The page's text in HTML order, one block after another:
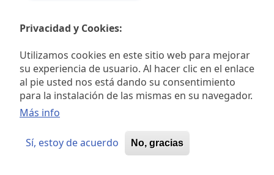
José V. Gómez Josep M. Guinot Juan M. García
Juan Peris TornerJuan Urios Ten Juan Villalobos
Privacidad y Cookies:
Utilizamos cookies en este sitio web para mejorar
su experiencia de usuario. Al hacer clic en el enlace
al pie usted nos está dando su consentimiento
para la instalación de las mismas en su navegador.
Más info
Sí, estoy de acuerdo No, gracias